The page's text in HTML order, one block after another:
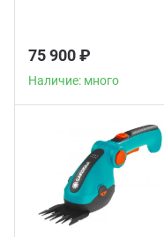
75 900 ₽
Наличие: много